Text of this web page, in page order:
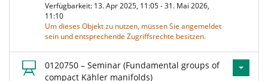
Verfügbarkeit: 13. Apr 2025, 11:05 - 31. Mai 2026,
11:10
Um dieses Objekt zu nutzen, müssen Sie angemeldet
sein und entsprechende Zugriffsrechte besitzen.
0120750 – Seminar (Fundamental groups of
compact Kähler manifolds)